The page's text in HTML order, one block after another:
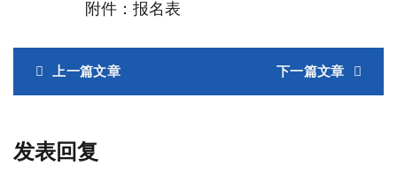
附件：报名表
上一篇文章 下一篇文章
发表回复